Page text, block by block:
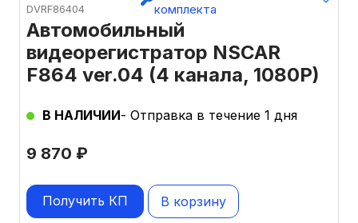
Автомобильный
видеорегистратор NSCAR
F864 ver.04 (4 канала, 1080P)
9 870 ₽
В НАЛИЧИИ- Отправка в течение 1 дня
DVRF86404
комплекта
В корзину
Получить КП